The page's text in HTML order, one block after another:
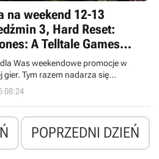
na weekend 12-13
3, Hard Reset:
A Telltale Games
Was weekendowe promocje w
Tym razem nadarza się
cenach kupić takie produkcje jak
Series, The Walking Dead: A
Redux czy też gry z serii
08:24
POPRZEDNI DZIEŃ